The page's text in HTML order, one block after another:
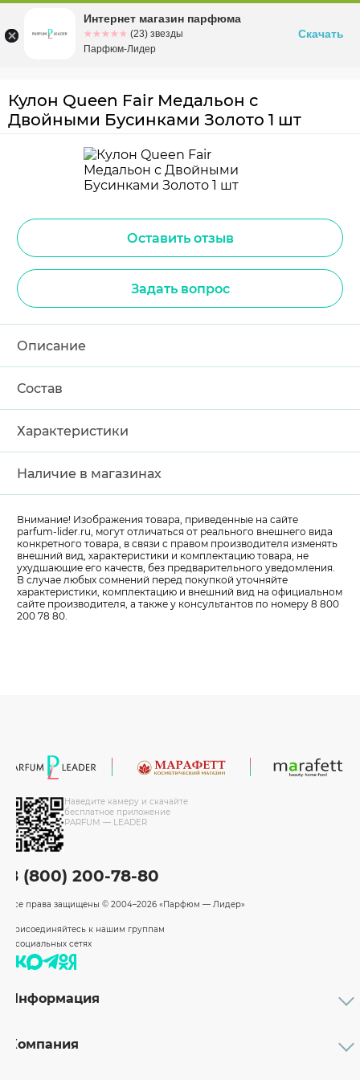
Омскул. Заозерная, 11, к. 1
Кулон Queen Fair Медальон с
Двойными Бусинками Золото 1 шт
Оставить отзыв
Задать вопрос
Описание
Состав
Характеристики
Наличие в магазинах
Внимание! Изображения товара, приведенные на сайте
parfum-lider.ru, могут отличаться от реального внешнего вида
конкретного товара, в связи с правом производителя изменять
внешний вид, характеристики и комплектацию товара, не
ухудшающие его качеств, без предварительного уведомления.
В случае любых сомнений перед покупкой уточняйте
характеристики, комплектацию и внешний вид на официальном
сайте производителя, а также у консультантов по номеру 8 800
200 78 80.
Наведите камеру и скачайте
бесплатное приложение
PARFUM — LEADER
8 (800) 200-78-80
Все права защищены © 2004–2026 «Парфюм — Лидер»
Присоединяйтесь к нашим группам
в социальных сетях
Информация
Бренды
Компания
Интернет магазин парфюма
☆☆☆☆☆
★★★★★ (23) звезды
Парфюм-Лидер
Скачать